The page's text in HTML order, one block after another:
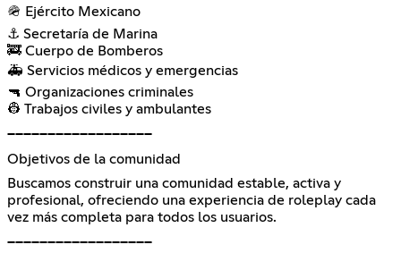
🪖 Ejército Mexicano
⚓ Secretaría de Marina
🚒 Cuerpo de Bomberos
🚑 Servicios médicos y emergencias
🔫 Organizaciones criminales
👷 Trabajos civiles y ambulantes
━━━━━━━━━━━━━━━━━━
Objetivos de la comunidad
Buscamos construir una comunidad estable, activa y
profesional, ofreciendo una experiencia de roleplay cada
vez más completa para todos los usuarios.
━━━━━━━━━━━━━━━━━━